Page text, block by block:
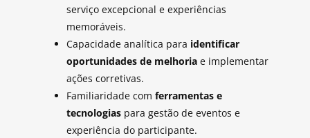
serviço excepcional e experiências
memoráveis.
Capacidade analítica para identificar
oportunidades de melhoriae implementar
ações corretivas.
Familiaridade com ferramentas e
tecnologiaspara gestão de eventos e
experiência do participante.